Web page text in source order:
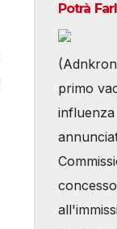
Potrà
primo